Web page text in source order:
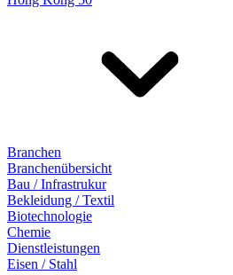
Branchen
Branchenübersicht
Bau / Infrastrukur
Bekleidung / Textil
Biotechnologie
Chemie
Dienstleistungen
Eisen / Stahl